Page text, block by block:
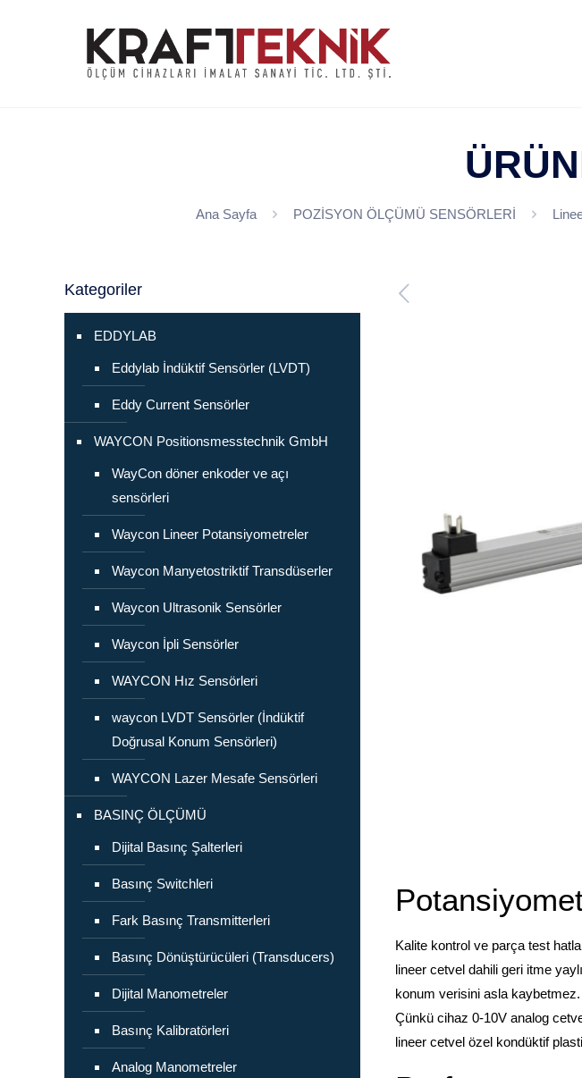
Ana Sayfa POZİSYON ÖLÇÜMÜ SENSÖRLERİ
Kalite kontrol ve parça test
lineer cetvel dahili geri itme
konum verisini asla
Çünkü cihaz 0-10V analog
lineer cetvel özel kondüktif
Kategoriler
EDDYLAB
Eddylab İndüktif Sensörler (LVDT)
Eddy Current Sensörler
WAYCON Positionsmesstechnik GmbH
WayCon döner enkoder ve açı
sensörleri
Waycon Lineer Potansiyometreler
Waycon Manyetostriktif Transdüserler
Waycon Ultrasonik Sensörler
Waycon İpli Sensörler
WAYCON Hız Sensörleri
waycon LVDT Sensörler (İndüktif
Doğrusal Konum Sensörleri)
WAYCON Lazer Mesafe Sensörleri
BASINÇ ÖLÇÜMÜ
Dijital Basınç Şalterleri
Basınç Switchleri
Fark Basınç Transmitterleri
Basınç Dönüştürücüleri (Transducers)
Dijital Manometreler
Basınç Kalibratörleri
Analog Manometreler